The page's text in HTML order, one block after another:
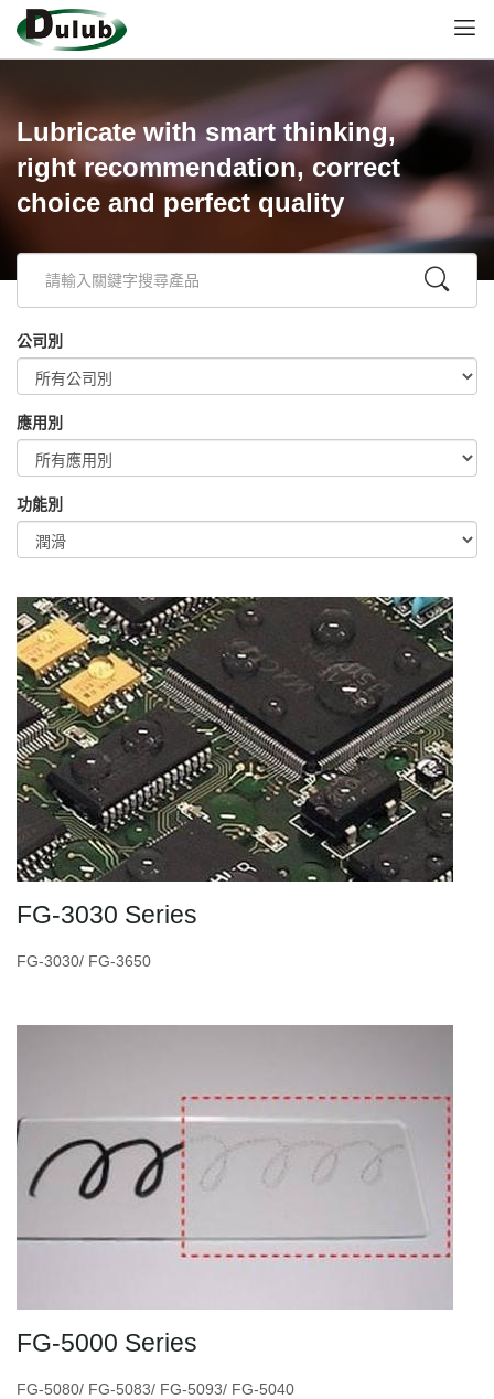
Lubricate with smart thinking,
right recommendation, correct
choice and perfect quality
公司別
應用別
功能別
FG-3030 Series
FG-3030/ FG-3650
FG-5000 Series
FG-5080/ FG-5083/ FG-5093/ FG-5040